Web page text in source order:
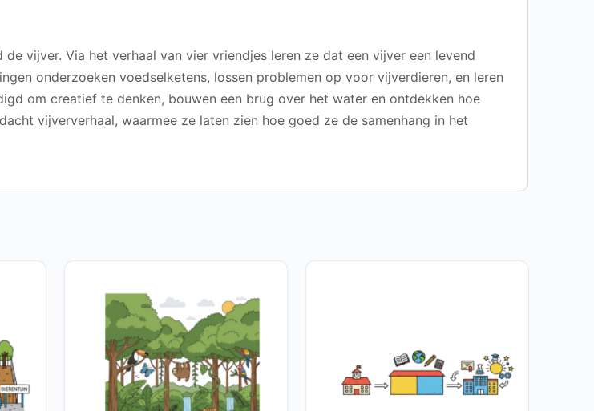
vijver. Via het verhaal van vier vriendjes leren ze dat een vijver een levend
onderzoeken voedselketens, lossen problemen op voor vijverdieren, en leren
om creatief te denken, bouwen een brug over het water en ontdekken hoe
vijververhaal, waarmee ze laten zien hoe goed ze de samenhang in het